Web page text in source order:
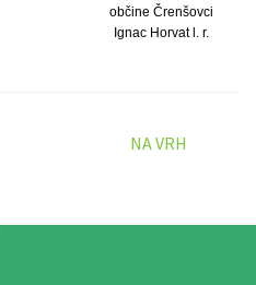
občine Črenšovci
Ignac Horvat l. r.
NA VRH